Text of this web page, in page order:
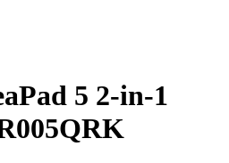
5 2-in-1